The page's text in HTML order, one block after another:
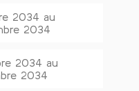
2034 au
2034
2034 au
2034